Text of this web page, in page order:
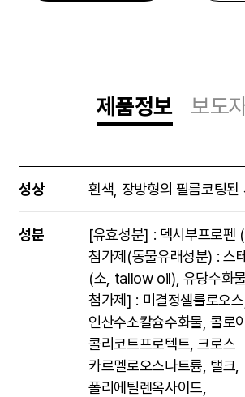
제품정보 보도
성상 흰색, 장방형의 필름코팅된
성분
[유효성분] : 덱시부프로펜
첨가제(동물유래성분) : 스
(소, tallow oil), 유당수화
첨가제] : 미결정셀룰로오
인산수소칼슘수화물, 콜로
콜리코트프로텍트, 크로스
카르멜로오스나트륨, 탤크,
폴리에틸렌옥사이드,